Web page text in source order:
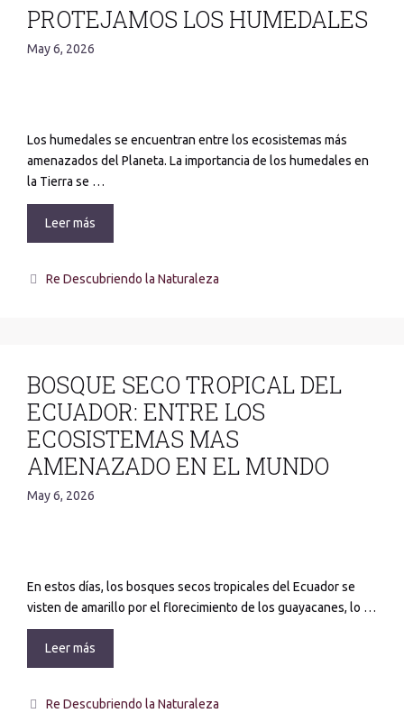
PROTEJAMOS LOS HUMEDALES
May 6, 2026
Los humedales se encuentran entre los ecosistemas más
amenazados del Planeta. La importancia de los humedales en
la Tierra se …
Leer más
Re Descubriendo la Naturaleza
BOSQUE SECO TROPICAL DEL
ECUADOR: ENTRE LOS
ECOSISTEMAS MAS
AMENAZADO EN EL MUNDO
May 6, 2026
En estos días, los bosques secos tropicales del Ecuador se
visten de amarillo por el florecimiento de los guayacanes, lo …
Leer más
Re Descubriendo la Naturaleza